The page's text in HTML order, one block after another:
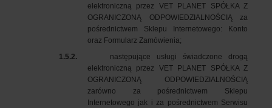
elektroniczną przez VET PLANET SPÓŁKA Z
OGRANICZONĄ ODPOWIEDZIALNOŚCIĄ za
pośrednictwem Sklepu Internetowego: Konto
oraz Formularz Zamówienia;
1.5.2.
następujące usługi świadczone drogą
elektroniczną przez VET PLANET SPÓŁKA Z
OGRANICZONĄ ODPOWIEDZIALNOŚCIĄ
zarówno za pośrednictwem Sklepu
Internetowego jak i za pośrednictwem Serwisu